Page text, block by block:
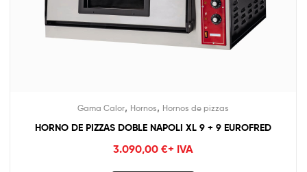
Gama Calor, Hornos, Hornos de pizzas
HORNO DE PIZZAS DOBLE NAPOLI XL 9 + 9 EUROFRED
3.090,00 €+ IVA